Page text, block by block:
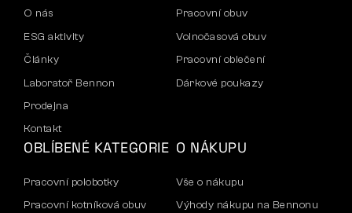
O nás
ESG aktivity
Články
Laboratoř Bennon
Prodejna
Kontakt
Pracovní obuv
Volnočasová obuv
Pracovní oblečení
Dárkové poukazy
OBLÍBENÉ KATEGORIE
Pracovní polobotky
Pracovní kotníková obuv
O NÁKUPU
Vše o nákupu
Výhody nákupu na Bennonu